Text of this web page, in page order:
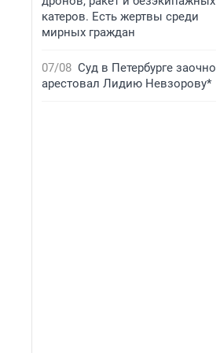
катеров. Есть жертвы среди
мирных граждан
07/08 Суд в Петербурге заочно
арестовал Лидию Невзорову*